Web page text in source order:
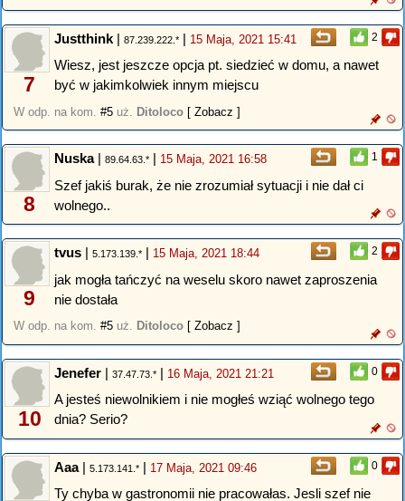
2
7
Justthink | 87.239.222.* | 15 Maja, 2021 15:41
Wiesz, jest jeszcze opcja pt. siedzieć w domu, a nawet
być w jakimkolwiek innym miejscu
W odp. na kom. #5 uż. Ditoloco [ Zobacz ]
1
8
Nuska| 89.64.63.* | 15 Maja, 2021 16:58
Szef jakiś burak, że nie zrozumiał sytuacji i nie dał ci
wolnego..
2
9
tvus | 5.173.139.* | 15 Maja, 2021 18:44
jak mogła tańczyć na weselu skoro nawet zaproszenia
nie dostała
W odp. na kom. #5 uż. Ditoloco [ Zobacz ]
0
10
Jenefer | 37.47.73.* | 16 Maja, 2021 21:21
A jesteś niewolnikiem i nie mogłeś wziąć wolnego tego
dnia? Serio?
0
Aaa| 5.173.141.* | 17 Maja, 2021 09:46
Ty chyba w gastronomii nie pracowałas. Jesli szef nie